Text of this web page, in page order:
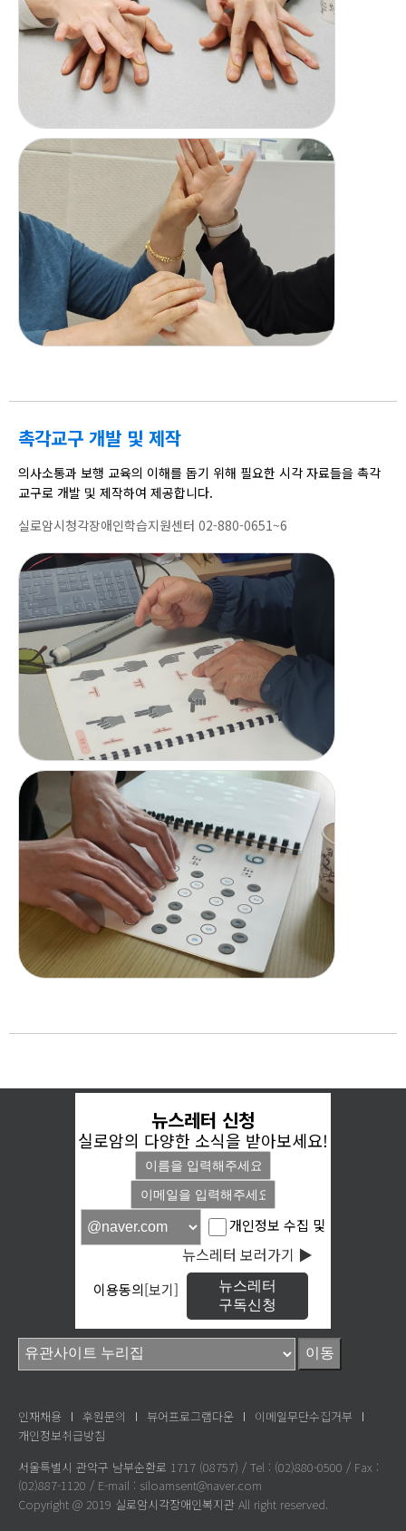
촉각교구 개발 및 제작
의사소통과 보행 교육의 이해를 돕기 위해 필요한 시각 자료들을 촉각
교구로 개발 및 제작하여 제공합니다.
실로암시청각장애인학습지원센터 02-880-0651~6
뉴스레터 신청
실로암의 다양한 소식을 받아보세요!
개인정보 수집 및
이용동의[보기]
뉴스레터 보러가기 ▶
뉴스레터
구독신청
인재채용 후원문의 뷰어프로그램다운
이메일무단수집거부
개인정보취급방침
서울특별시 관악구 남부순환로 1717 (08757) / Tel : (02)880-0500 / Fax :
(02)887-1120 / E-mail : siloamsent@naver.com
Copyright @ 2019 실로암시각장애인복지관 All right reserved.